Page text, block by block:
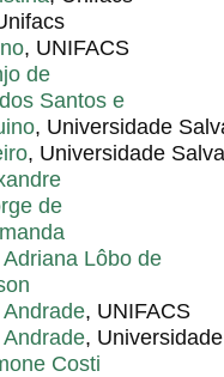
, UNIFACS
de
Santos e
, Universidade
, Universidade
de
Lôbo de
, UNIFACS
,
Costi